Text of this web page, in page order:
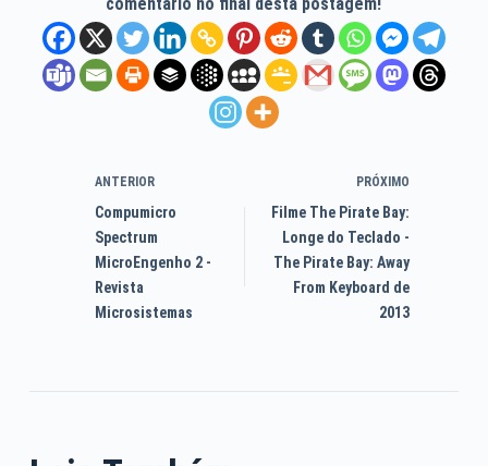
ANTERIOR
Compumicro
Spectrum
MicroEngenho 2 -
Revista
Microsistemas
PRÓXIMO
Filme The Pirate Bay:
Longe do Teclado -
The Pirate Bay: Away
From Keyboard de
2013